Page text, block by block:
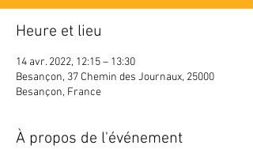
Heure et lieu
14 avr. 2022, 12:15 – 13:30
Besançon, 37 Chemin des Journaux, 25000
Besançon, France
À propos de l'événement